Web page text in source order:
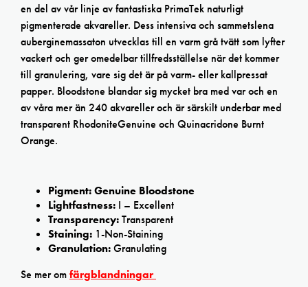
en del av vår linje av fantastiska PrimaTek naturligt
pigmenterade akvareller. Dess intensiva och sammetslena
auberginemassaton utvecklas till en varm grå tvätt som lyfter
vackert och ger omedelbar tillfredsställelse när det kommer
till granulering, vare sig det är på varm- eller kallpressat
papper. Bloodstone blandar sig mycket bra med var och en
av våra mer än 240 akvareller och är särskilt underbar med
transparent RhodoniteGenuine och Quinacridone Burnt
Orange.
Pigment:Genuine Bloodstone
Lightfastness: I – Excellent
Transparency:Transparent
Staining: 1-Non-Staining
Granulation:Granulating
Se mer omfärgblandningar